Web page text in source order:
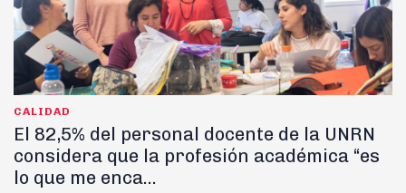
CALIDAD
El 82,5% del personal docente de la UNRN
considera que la profesión académica “es
lo que me enca...